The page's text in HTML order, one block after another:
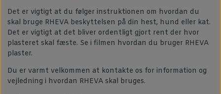
Det er vigtigt at du følger instruktionen om hvordan du
skal bruge RHEVA beskyttelsen på din hest, hund eller kat.
Det er vigtigt at det bliver ordentligt gjort rent der hvor
plasteret skal fæste. Se i filmen hvordan du bruger RHEVA
plaster.
Du er varmt velkommen at kontakte os for information og
vejledning i hvordan RHEVA skal bruges.